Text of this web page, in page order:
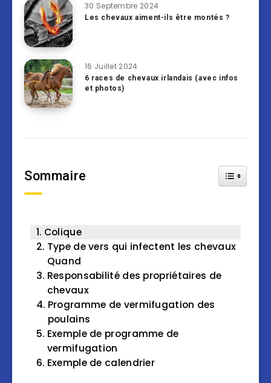
30 Septembre 2024
Les chevaux aiment-ils être montés ?
16 Juillet 2024
6 races de chevaux irlandais (avec infos
et photos)
Sommaire Toggle
Colique
Type de vers qui infectent les chevaux
Quand
Responsabilité des propriétaires de
chevaux
Programme de vermifugation des
poulains
Exemple de programme de
vermifugation
Exemple de calendrier